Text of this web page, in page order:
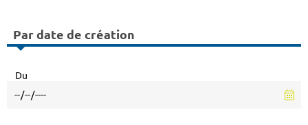
Par date de création
Du